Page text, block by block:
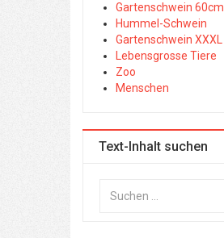
Gartenschwein 60cm
Hummel-Schwein
Gartenschwein XXXL
Lebensgrosse Tiere
Zoo
Menschen
Text-Inhalt suchen